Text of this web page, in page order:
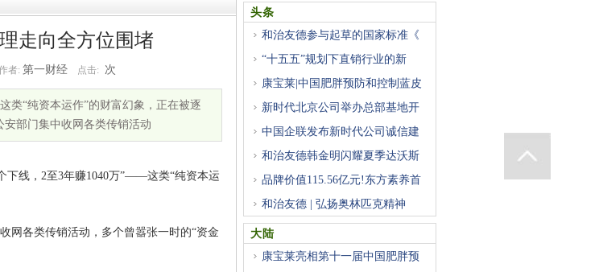
走向全方位围堵
者: 第一财经 点击: 次
“纯资本运作”的财富幻象，正在被逐
部门集中收网各类传销活动
下线，2至3年赚1040万”——这类“纯资本运
网各类传销活动，多个曾嚣张一时的“资金
头条
和治友德参与起草的国家标准《
“十五五”规划下直销行业的新
康宝莱|中国肥胖预防和控制蓝皮
新时代北京公司举办总部基地开
中国企联发布新时代公司诚信建
和治友德韩金明闪耀夏季达沃斯
品牌价值115.56亿元!东方素养首
和治友德 | 弘扬奥林匹克精神
大陆
康宝莱亮相第十一届中国肥胖预